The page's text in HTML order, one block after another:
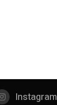
Instagram